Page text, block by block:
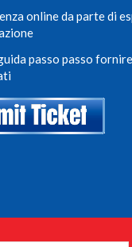
online da parte di
passo passo